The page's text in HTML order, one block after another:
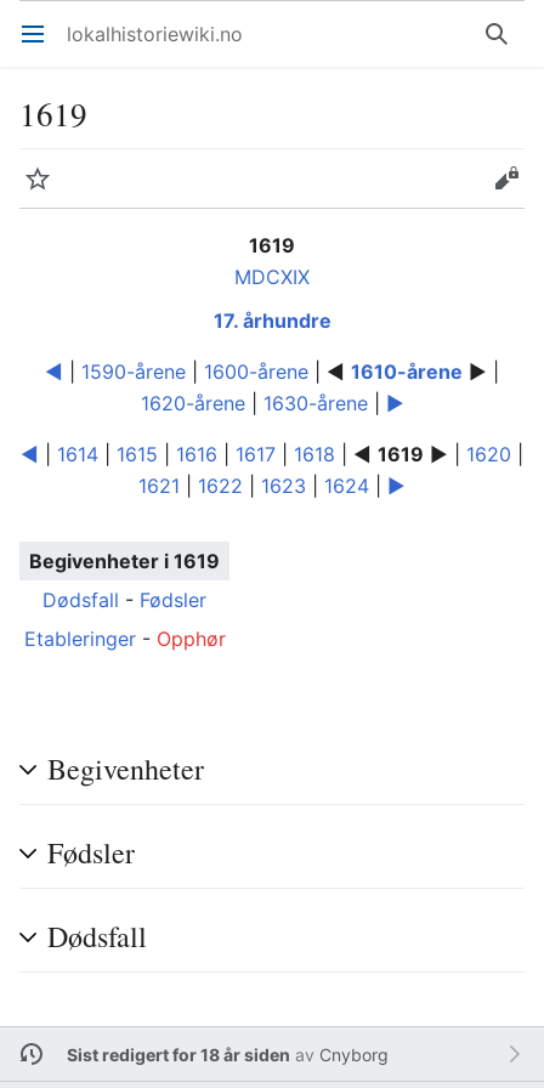
Åpne hovedmenyen lokalhistoriewiki.no Søk
1619
Overvåk Rediger
1619
MDCXIX
17. århundre
◄ 1590-årene 1600-årene | ◄ 1610-årene ► |
1620-årene| 1630-årene| ►
◄ 1614 1615 1616 1617 1618 | ◄ 1619 ► | 1620
1621
1622 1623 1624 ►
Begivenheter i 1619
Dødsfall - Fødsler
Etableringer- Opphør
Begivenheter
Fødsler
Dødsfall
Sist redigert for 18 år siden av Cnyborg